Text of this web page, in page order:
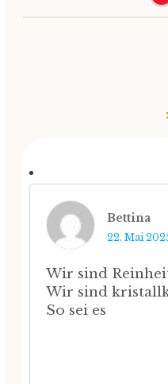
Bettina
22. Mai
Wir sind
Wir sind
So sei es